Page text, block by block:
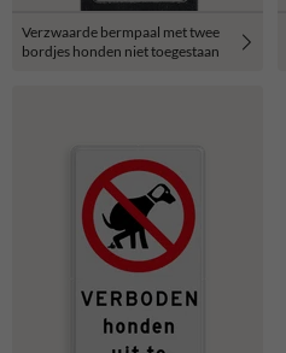
Verzwaarde bermpaal met twee
bordjes honden niet toegestaan